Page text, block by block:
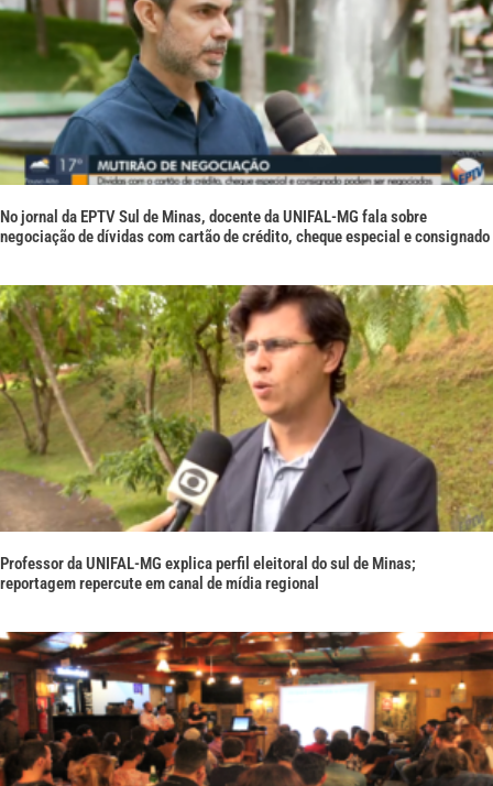
No jornal da EPTV Sul de Minas, docente da UNIFAL-MG fala sobre
negociação de dívidas com cartão de crédito, cheque especial e consignado
Professor da UNIFAL-MG explica perfil eleitoral do sul de Minas;
reportagem repercute em canal de mídia regional